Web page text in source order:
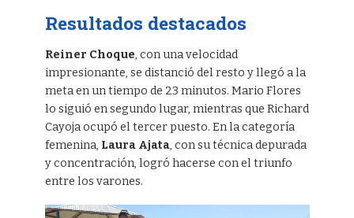
Resultados destacados
Reiner Choque, con una velocidad
impresionante, se distanció del resto y llegó a la
meta en un tiempo de 23 minutos. Mario Flores
lo siguió en segundo lugar, mientras que Richard
Cayoja ocupó el tercer puesto. En la categoría
femenina, Laura Ajata, con su técnica depurada
y concentración, logró hacerse con el triunfo
entre los varones.